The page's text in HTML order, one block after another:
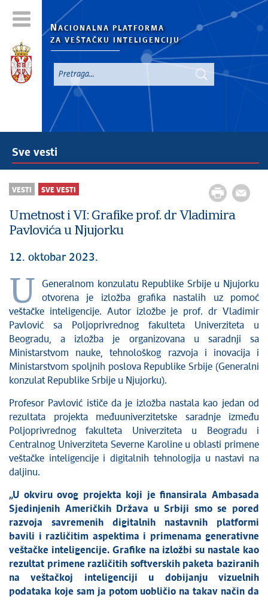
NACIONALNA PLATFORMA
ZA VEŠTAČKU INTELIGENCIJU
Sve vesti
VESTI SVE VESTI
Umetnost i VI: Grafike prof. dr Vladimira
Pavlovića u Njujorku
12. oktobar 2023.
U
Generalnom konzulatu Republike Srbije u Njujorku
otvorena je izložba grafika nastalih uz pomoć
veštačke inteligencije. Autor izložbe je prof. dr Vladimir
Pavlović sa Poljoprivrednog fakulteta Univerziteta u
Beogradu, a izložba je organizovana u saradnji sa
Ministarstvom nauke, tehnološkog razvoja i inovacija i
Ministarstvom spoljnih poslova Republike Srbije (Generalni
konzulat Republike Srbije u Njujorku).
Profesor Pavlović ističe da je izložba nastala kao jedan od
rezultata projekta međuuniverzitetske saradnje između
Poljoprivrednog fakulteta Univerziteta u Beogradu i
Centralnog Univerziteta Severne Karoline u oblasti primene
veštačke inteligencije i digitalnih tehnologija u nastavi na
daljinu.
„U okviru ovog projekta koji je finansirala Ambasada
Sjedinjenih Američkih Država u Srbiji smo se pored
razvoja savremenih digitalnih nastavnih platformi
bavili i različitim aspektima i primenama generativne
veštačke inteligencije. Grafike na izložbi su nastale kao
rezultat primene različitih softverskih paketa baziranih
na veštačkoj inteligenciji u dobijanju vizuelnih
podataka koje sam ja potom uobličio na takav način da